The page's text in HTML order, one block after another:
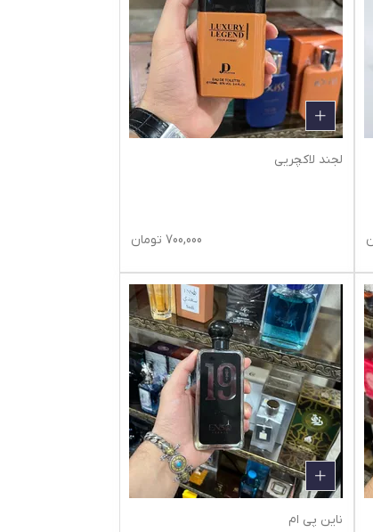
لجند لاکچریی
700,000 تومان
ناین پی ام